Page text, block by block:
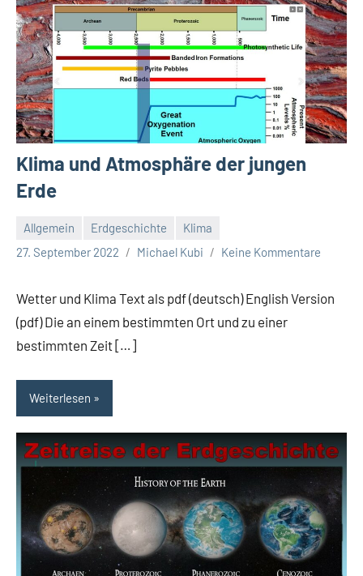
Klima und Atmosphäre der jungen
Erde
Allgemein Erdgeschichte
Klima
27. September 2022
Michael Kubi Keine Kommentare
Wetter und Klima Text als pdf (deutsch) English Version
(pdf) Die an einem bestimmten Ort und zu einer
bestimmten Zeit […]
Weiterlesen